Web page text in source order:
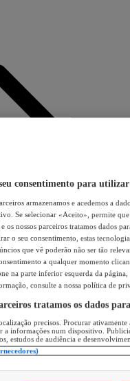
consentimento para utilizar
armazenamos e acedemos a
Se selecionar «Aceito», permite
os nossos parceiros tratamos dados
o seu consentimento, estas
que vê poderão não ser tão
a qualquer momento
na parte inferior esquerda da página,
consulte a nossa política de
tratamos os dados
precisos. Procurar
a informações num dispositivo.
estudos de audiência e